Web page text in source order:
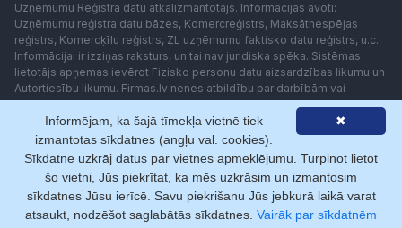
Uzņēmumu Reģistra datu atkalizmantotājs. Informācijas avoti:
Uzņēmumu reģistra datu bāzes, Komercreģistrs, Maksātnespējas
reģistrs, Komercķīlu reģistrs, ZL uzņēmumu faktisko datu reģistrs, u.c..
Informācijai ir izziņas raksturs, un tai nav juridiska spēka. Sistēmas
lietotājs apņemas ievērot Fizisko personu datu aizsardzības likumu un
Autortiesību likumu. Firmas.lv nenes atbildību par darbībām vai
lēmumiem, kas balstīti uz saņemto pakalpojumu. Lietotājam aizliegts
izmantot jebkādas automatizētas sistēmas vai iekārtas (robotus)
piekļuvei sistēmai bez rakstiskas saskaņošanas ar Firmas.lv. Galvenā
redaktore: Ingūna Pempere.
Lietošanas noteikumi
Privātuma politika Norēķini ar
✖
Informējam, ka šajā tīmekļa vietnē tiek
izmantotas sīkdatnes (angļu val. cookies).
Sīkdatne uzkrāj datus par vietnes apmeklējumu. Turpinot lietot
šo vietni, Jūs piekrītat, ka mēs uzkrāsim un izmantosim
sīkdatnes Jūsu ierīcē. Savu piekrišanu Jūs jebkurā laikā varat
atsaukt, nodzēšot saglabātās sīkdatnes. Vairāk par sīkdatnēm